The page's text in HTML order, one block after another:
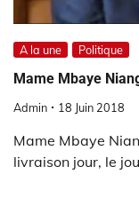
A la une Politique
Mame Mbaye
Admin 18 Juin 2018
Mame Mbaye
livraison jour, le